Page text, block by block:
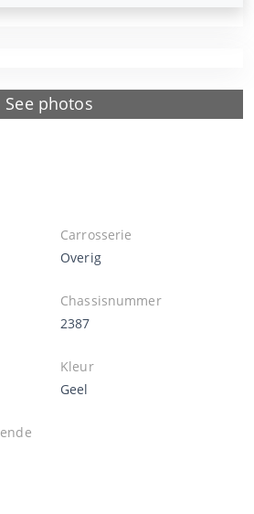
See photos
Carrosserie
Overig
Chassisnummer
2387
Kleur
Geel